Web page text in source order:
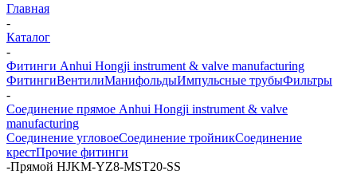
Главная
-
Каталог
-
Фитинги Anhui Hongji instrument & valve manufacturing
ФитингиВентилиМанифольдыИмпульсные трубыФильтры
-
Соединение прямое Anhui Hongji instrument & valve
manufacturing
Соединение угловоеСоединение тройникСоединение
крестПрочие фитинги
-Прямой HJKM-YZ8-MST20-SS